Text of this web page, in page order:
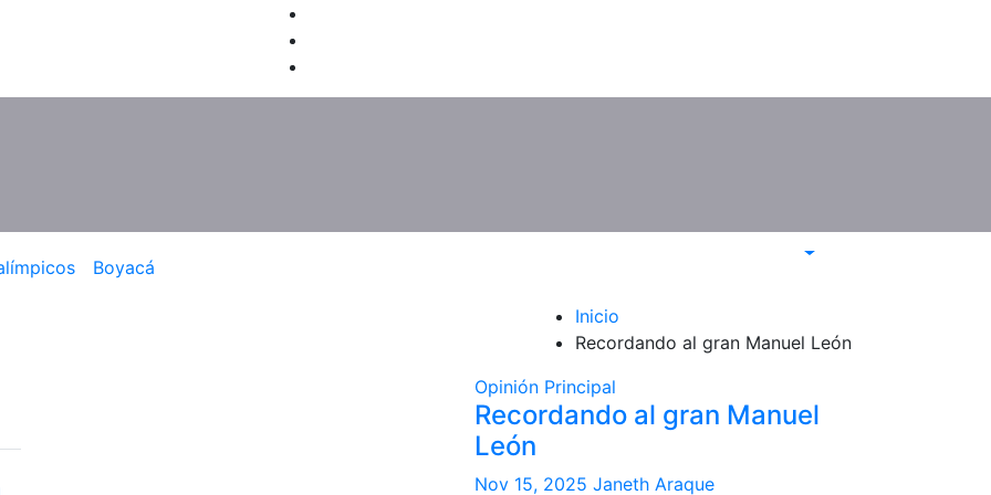
Boyacá
Inicio
Recordando al gran Manuel León
Opinión Principal
Recordando al gran Manuel
León
Nov 15, 2025 Janeth Araque